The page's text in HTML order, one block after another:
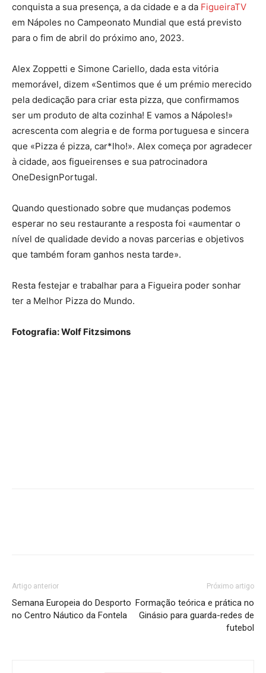
conquista a sua presença, a da cidade e a da FigueiraTV
em Nápoles no Campeonato Mundial que está previsto
para o fim de abril do próximo ano, 2023.
Alex Zoppetti e Simone Cariello, dada esta vitória
memorável, dizem «Sentimos que é um prémio merecido
pela dedicação para criar esta pizza, que confirmamos
ser um produto de alta cozinha! E vamos a Nápoles!»
acrescenta com alegria e de forma portuguesa e sincera
que «Pizza é pizza, car*lho!». Alex começa por agradecer
à cidade, aos figueirenses e sua patrocinadora
OneDesignPortugal.
Quando questionado sobre que mudanças podemos
esperar no seu restaurante a resposta foi «aumentar o
nível de qualidade devido a novas parcerias e objetivos
que também foram ganhos nesta tarde».
Resta festejar e trabalhar para a Figueira poder sonhar
ter a Melhor Pizza do Mundo.
Fotografia: Wolf Fitzsimons
Artigo anterior
Semana Europeia do Desporto
no Centro Náutico da Fontela
Próximo artigo
Formação teórica e prática no
Ginásio para guarda-redes de
futebol